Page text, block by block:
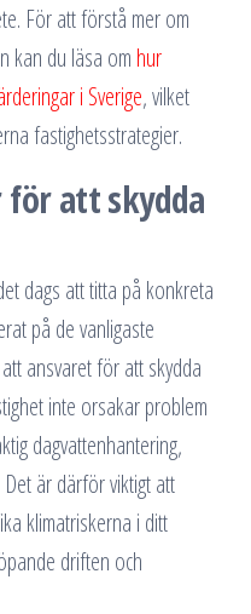
För att förstå mer om
kan du läsa om hur
i Sverige, vilket
fastighetsstrategier.
att skydda
dags att titta på konkreta
på de vanligaste
ansvaret för att skydda
inte orsakar problem
dagvattenhantering,
är därför viktigt att
klimatriskerna i ditt
driften och